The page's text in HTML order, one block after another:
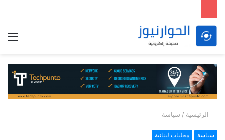
الرئيسية / سياسة
سياسة محليات لبنانية